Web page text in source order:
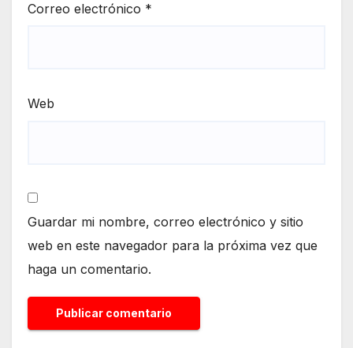
Correo electrónico *
Web
Guardar mi nombre, correo electrónico y sitio
web en este navegador para la próxima vez que
haga un comentario.